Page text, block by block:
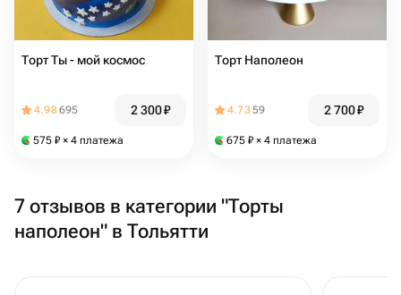
Торт Ты - мой космос
4.98695 2 300₽
575 ₽ × 4 платежа
Торт Наполеон
4.7359 2 700₽
675 ₽ × 4 платежа
7 отзывов в категории "Торты
наполеон" в Тольятти